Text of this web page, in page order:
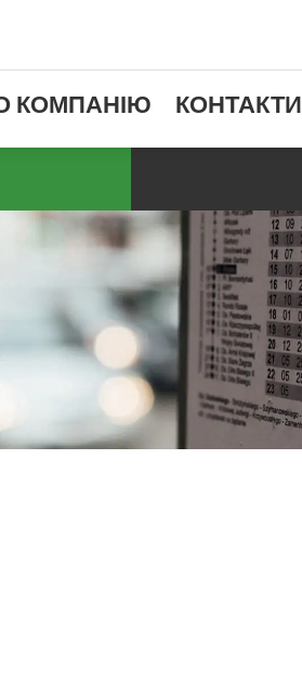
КОМПАНІЮ КОНТАКТИ